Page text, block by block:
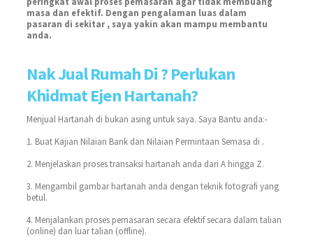
masa dan efektif. Dengan pengalaman luas dalam
pasaran di sekitar , saya yakin akan mampu membantu
anda.
Nak Jual Rumah Di ? Perlukan
Khidmat Ejen Hartanah?
Menjual Hartanah di bukan asing untuk saya. Saya Bantu anda:-
1. Buat Kajian Nilaian Bank dan Nilaian Permintaan Semasa di .
2. Menjelaskan proses transaksi hartanah anda dari A hingga Z.
3. Mengambil gambar hartanah anda dengan teknik fotografi yang
betul.
4. Menjalankan proses pemasaran secara efektif secara dalam talian
(online) dan luar talian (offline).